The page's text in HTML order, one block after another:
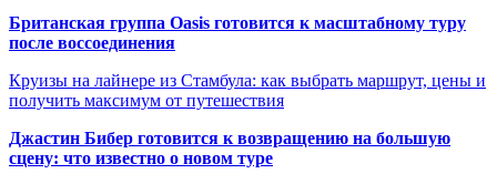
Британская группа Oasis готовится к масштабному туру
после воссоединения
Круизы на лайнере из Стамбула: как выбрать маршрут, цены и
получить максимум от путешествия
Джастин Бибер готовится к возвращению на большую
сцену: что известно о новом туре